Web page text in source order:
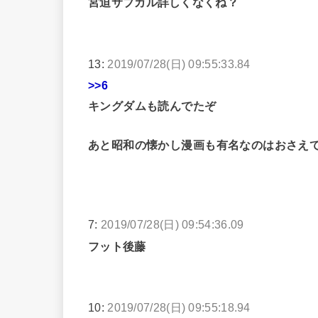
13: 2019/07/28(日) 09:55:33.84
>>6
キングダムも読んでたぞ
あと昭和の懐かし漫画も有名なのはおさえ
7: 2019/07/28(日) 09:54:36.09
フット後藤
10: 2019/07/28(日) 09:55:18.94